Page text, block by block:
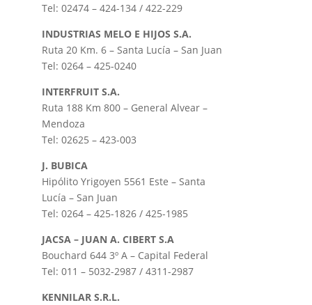
Tel: 02474 – 424-134 / 422-229
INDUSTRIAS MELO E HIJOS S.A.
Ruta 20 Km. 6 – Santa Lucía – San Juan
Tel: 0264 – 425-0240
INTERFRUIT S.A.
Ruta 188 Km 800 – General Alvear –
Mendoza
Tel: 02625 – 423-003
J. BUBICA
Hipólito Yrigoyen 5561 Este – Santa
Lucía – San Juan
Tel: 0264 – 425-1826 / 425-1985
JACSA – JUAN A. CIBERT S.A
Bouchard 644 3º A – Capital Federal
Tel: 011 – 5032-2987 / 4311-2987
KENNILAR S.R.L.